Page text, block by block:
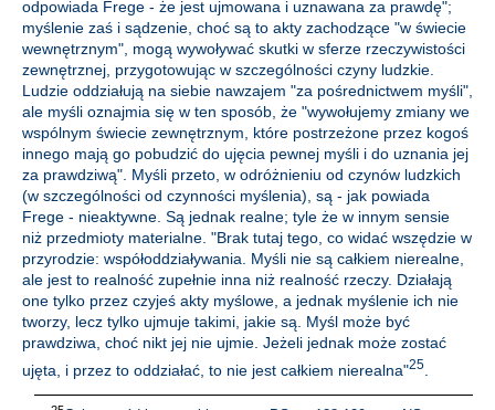
odpowiada Frege - że jest ujmowana i uznawana za prawdę";
myślenie zaś i sądzenie, choć są to akty zachodzące "w świecie
wewnętrznym", mogą wywoływać skutki w sferze rzeczywistości
zewnętrznej, przygotowując w szczególności czyny ludzkie.
Ludzie oddziałują na siebie nawzajem "za pośrednictwem myśli",
ale myśli oznajmia się w ten sposób, że "wywołujemy zmiany we
wspólnym świecie zewnętrznym, które postrzeżone przez kogoś
innego mają go pobudzić do ujęcia pewnej myśli i do uznania jej
za prawdziwą". Myśli przeto, w odróżnieniu od czynów ludzkich
(w szczególności od czynności myślenia), są - jak powiada
Frege - nieaktywne. Są jednak realne; tyle że w innym sensie
niż przedmioty materialne. "Brak tutaj tego, co widać wszędzie w
przyrodzie: współoddziaływania. Myśli nie są całkiem nierealne,
ale jest to realność zupełnie inna niż realność rzeczy. Działają
one tylko przez czyjeś akty myślowe, a jednak myślenie ich nie
tworzy, lecz tylko ujmuje takimi, jakie są. Myśl może być
prawdziwa, choć nikt jej nie ujmie. Jeżeli jednak może zostać
ujęta, i przez to oddziałać, to nie jest całkiem nierealna"25